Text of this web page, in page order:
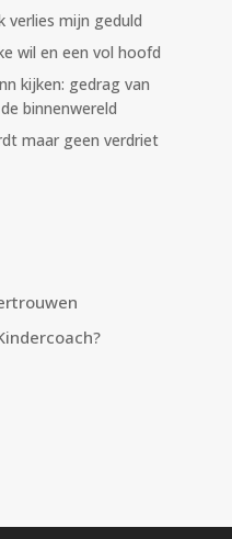
verlies mijn geduld
wil en een vol hoofd
kijken: gedrag van
binnenwereld
maar geen verdriet